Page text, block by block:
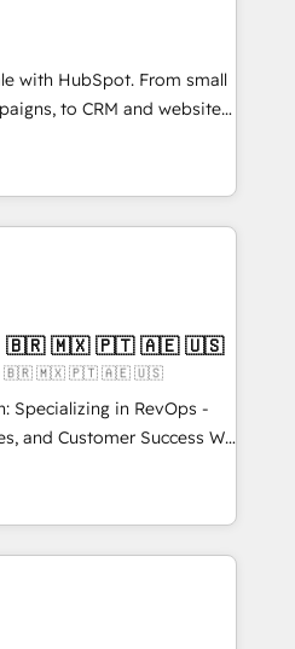
HubSpot Accreditations 🌟
2021 🌟INBOUND’19
CRM. ✔️A team of
pricing models —
Dedicated HubSpot
25,000+ customers so
✔️Bespoke apps &
on-demand bundle services. Connect with us today!
with HubSpot. From small
to CRM and websites.
in every inch of
hand-in-hand with your
and build a better
and customers.
4RevOps | Mkt4edu 🇧🇷 🇲🇽 🇵🇹 🇦🇪 🇺🇸
🇧🇷 🇲🇽 🇵🇹 🇦🇪 🇺🇸
Specializing in RevOps -
Customer Success We
growth for companies
tailored marketing, sales,
utilizing RevOps
America's largest HubSpot